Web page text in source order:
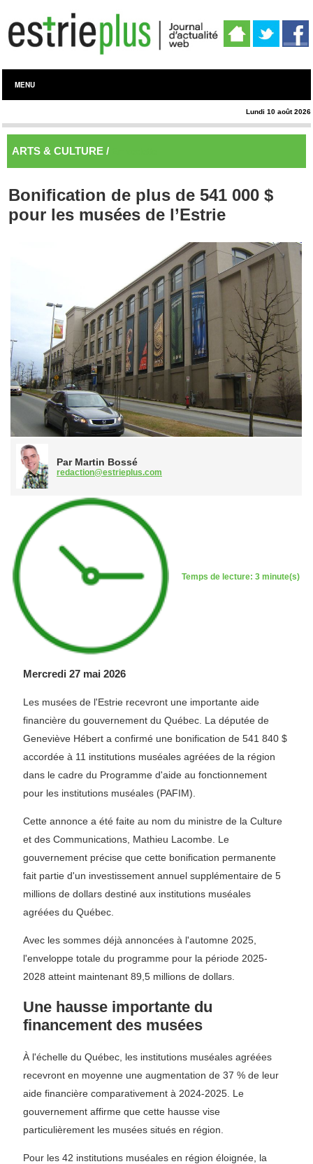
MENU
Lundi 10 août 2026
ARTS & CULTURE /
Bonification de plus de 541 000 $
pour les musées de l’Estrie
Par Martin Bossé
redaction@estrieplus.com
Temps de lecture: 3 minute(s)
Mercredi 27 mai 2026
Les musées de l'Estrie recevront une importante aide
financière du gouvernement du Québec. La députée de
Geneviève Hébert a confirmé une bonification de 541 840 $
accordée à 11 institutions muséales agréées de la région
dans le cadre du Programme d'aide au fonctionnement
pour les institutions muséales (PAFIM).
Cette annonce a été faite au nom du ministre de la Culture
et des Communications, Mathieu Lacombe. Le
gouvernement précise que cette bonification permanente
fait partie d'un investissement annuel supplémentaire de 5
millions de dollars destiné aux institutions muséales
agréées du Québec.
Avec les sommes déjà annoncées à l'automne 2025,
l'enveloppe totale du programme pour la période 2025-
2028 atteint maintenant 89,5 millions de dollars.
Une hausse importante du
financement des musées
À l'échelle du Québec, les institutions muséales agréées
recevront en moyenne une augmentation de 37 % de leur
aide financière comparativement à 2024-2025. Le
gouvernement affirme que cette hausse vise
particulièrement les musées situés en région.
Pour les 42 institutions muséales en région éloignée, la